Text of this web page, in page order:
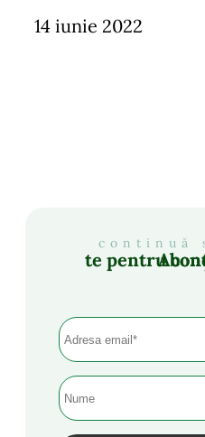
14 iunie 2022
continuă
Abonează-te